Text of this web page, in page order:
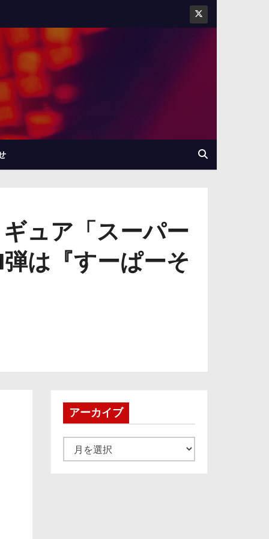
ュア「スーパー
は『すーぱーそ
アーカイブ
ー